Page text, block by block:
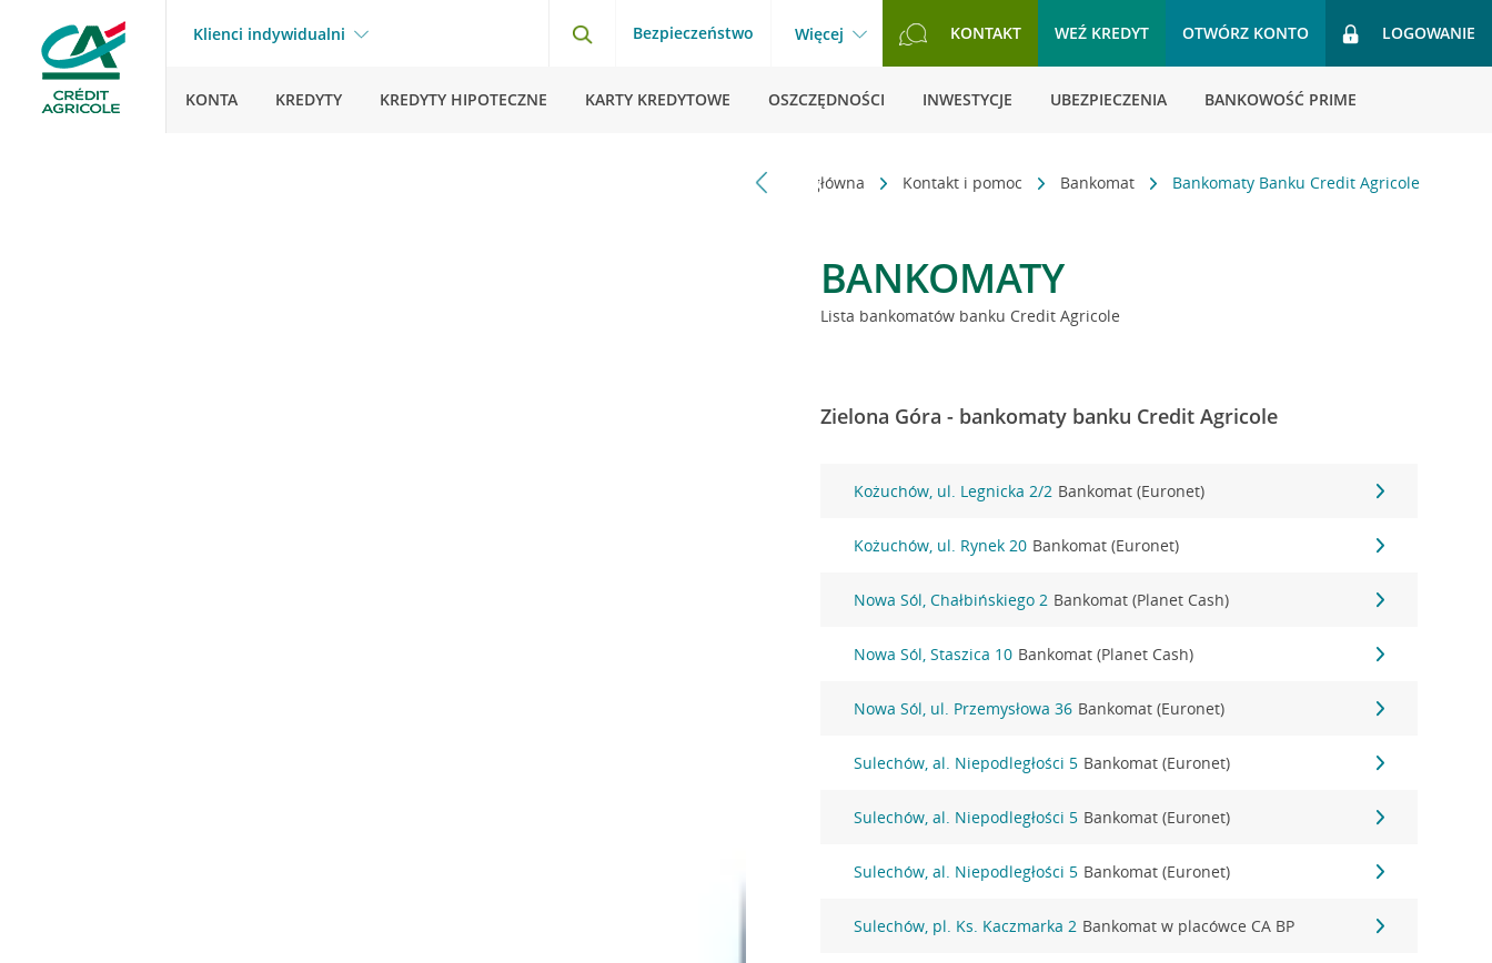
Klienci indywidualni Bezpieczeństwo Więcej KONTAKT WEŹ KREDYT OTWÓRZ KONTO LOGOWANIE
KONTA KREDYTY KREDYTY HIPOTECZNE KARTY KREDYTOWE OSZCZĘDNOŚCI INWESTYCJE UBEZPIECZENIA BANKOWOŚĆ PRIME
Strona główna Kontakt i pomoc Bankomat Bankomaty Banku Credit Agricole
BANKOMATY
Lista bankomatów banku Credit Agricole
Zielona Góra - bankomaty banku Credit Agricole
Kożuchów, ul. Legnicka 2/2 Bankomat (Euronet)
Kożuchów, ul. Rynek 20 Bankomat (Euronet)
Nowa Sól, Chałbińskiego 2 Bankomat (Planet Cash)
Nowa Sól, Staszica 10 Bankomat (Planet Cash)
Nowa Sól, ul. Przemysłowa 36 Bankomat (Euronet)
Sulechów, al. Niepodległości 5 Bankomat (Euronet)
Sulechów, al. Niepodległości 5 Bankomat (Euronet)
Sulechów, al. Niepodległości 5 Bankomat (Euronet)
Sulechów, pl. Ks. Kaczmarka 2 Bankomat w placówce CA BP